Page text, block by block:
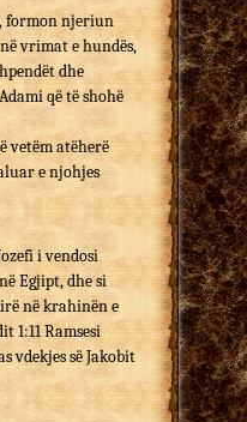
formon njeriun
vrimat e hundës,
dhe
që të shohë
vetëm atëherë
e njohjes
i vendosi
Egjipt, dhe si
në krahinën e
1:11 Ramsesi
vdekjes së Jakobit